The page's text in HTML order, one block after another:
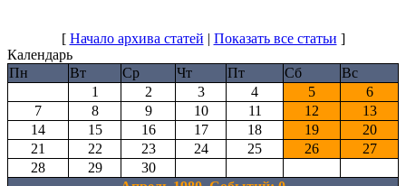
[ Начало архива статей | Показать все статьи ]
Календарь
Пн
Вт Ср Чт Пт Сб
Вс
1
2 3 4 5
6
7
8 9 10 11 12
13
14
15 16 17 18 19
20
21
22 23 24 25 26
27
28
29
30